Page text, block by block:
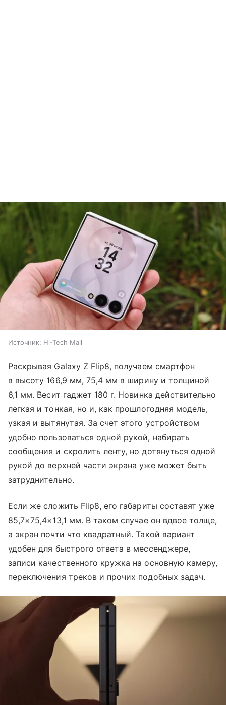
Источник: Hi-Tech Mail
Раскрывая Galaxy Z Flip8, получаем смартфон
в высоту 166,9 мм, 75,4 мм в ширину и толщиной
6,1 мм. Весит гаджет 180 г. Новинка действительно
легкая и тонкая, но и, как прошлогодняя модель,
узкая и вытянутая. За счет этого устройством
удобно пользоваться одной рукой, набирать
сообщения и скролить ленту, но дотянуться одной
рукой до верхней части экрана уже может быть
затруднительно.
Если же сложить Flip8, его габариты составят уже
85,7×75,4×13,1 мм. В таком случае он вдвое толще,
а экран почти что квадратный. Такой вариант
удобен для быстрого ответа в мессенджере,
записи качественного кружка на основную камеру,
переключения треков и прочих подобных задач.